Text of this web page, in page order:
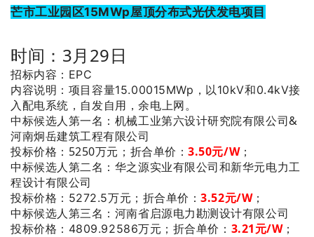
芒市工业园区15MWp屋顶分布式光伏发电项目
时间：3月29日
招标内容：EPC
内容说明：项目容量15.00015MWp，以10kV和0.4kV接
入配电系统，自发自用，余电上网。
中标候选人第一名 ：机械工业第六设计研究院有限公司&
河南炯岳建筑工程有限公司
投标价格：5250万元； 折合单价：3.50元/W；
中标候选人第二名 ：华之源实业有限公司和新华元电力工
程设计有限公司
投标价格：5272.5万元； 折合单价：3.52元/W；
中标候选人第三名 ：河南省启源电力勘测设计有限公司
投标价格：4809.92586万元； 折合单价： 3.21元/W；